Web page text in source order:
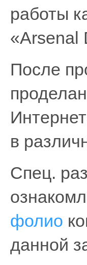
работы
«Arsenal
После
в
Спец.
фолио
данной